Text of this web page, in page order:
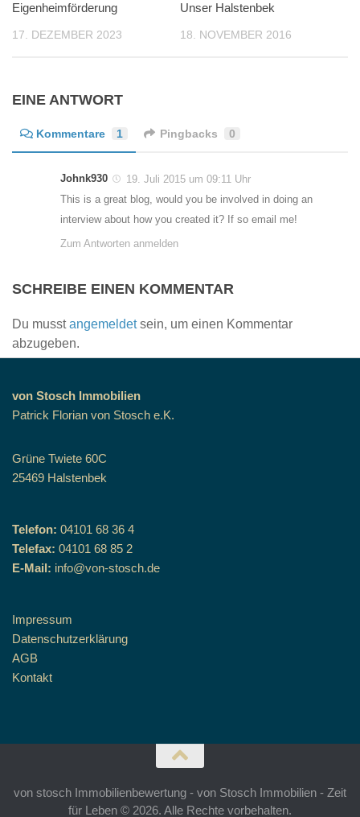
Eigenheimförderung
17. DEZEMBER 2023
Unser Halstenbek
18. NOVEMBER 2016
EINE ANTWORT
Kommentare 1 Pingbacks 0
Johnk930
19. Juli 2015 um 09:11 Uhr
This is a great blog, would you be involved in doing an
interview about how you created it? If so email me!
Zum Antworten anmelden
SCHREIBE EINEN KOMMENTAR
Du musstangemeldetsein, um einen Kommentar
abzugeben.
von Stosch Immobilien
Patrick Florian von Stosch e.K.
Grüne Twiete 60C
25469 Halstenbek
Telefon: 04101 68 36 4
Telefax: 04101 68 85 2
E-Mail: info@von-stosch.de
Impressum
Datenschutzerklärung
AGB
Kontakt
von stosch Immobilienbewertung - von Stosch Immobilien - Zeit
für Leben © 2026. Alle Rechte vorbehalten.